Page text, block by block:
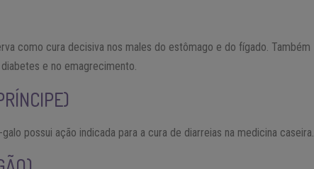
como cura decisiva nos males do estômago e do fígado. Também
e no emagrecimento.
possui ação indicada para a cura de diarreias na medicina caseira.